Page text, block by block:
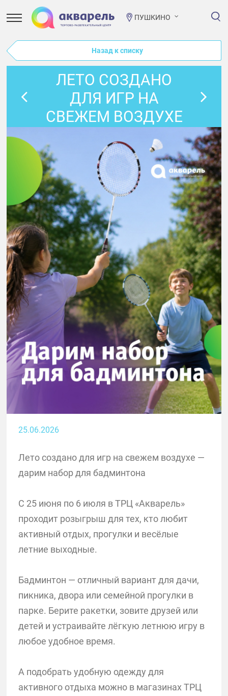
ПУШКИНО
Назад к списку
ЛЕТО СОЗДАНО
ДЛЯ ИГР НА
СВЕЖЕМ ВОЗДУХЕ
— ДАРИМ НАБОР
ДЛЯ БАДМИНТОНА
25.06.2026
Лето создано для игр на свежем воздухе —
дарим набор для бадминтона
С 25 июня по 6 июля в ТРЦ «Акварель»
проходит розыгрыш для тех, кто любит
активный отдых, прогулки и весёлые
летние выходные.
Бадминтон — отличный вариант для дачи,
пикника, двора или семейной прогулки в
парке. Берите ракетки, зовите друзей или
детей и устраивайте лёгкую летнюю игру в
любое удобное время.
А подобрать удобную одежду для
активного отдыха можно в магазинах ТРЦ